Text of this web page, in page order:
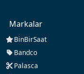
Markalar
BinBirSaat
Bandco
Palasca